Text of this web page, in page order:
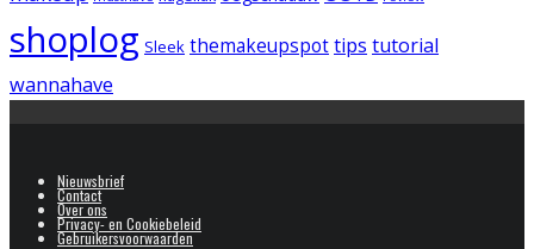
shoplog Sleek themakeupspottips tutorial
wannahave
Nieuwsbrief
Contact
Over ons
Privacy- en Cookiebeleid
Gebruikersvoorwaarden